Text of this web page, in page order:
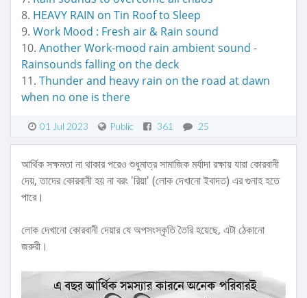
8. HEAVY RAIN on Tin Roof to Sleep
9. Work Mood : Fresh air & Rain sound
10. Another Work-mood rain ambient sound -
Rainsounds falling on the deck
11. Thunder and heavy rain on the road at dawn
when no one is there
01 Jul 2023 Public 361 25
আর্থিক সক্ষমতা না থাকার পরেও শুধুমাত্র সামাজিক মর্যাদা রক্ষায় যারা কোরবানী
দেয়, তাদের কোরবানী হয় না বরং 'রিয়া' (লোক দেখানো ইবাদত) এর গুনাহ হতে
পারে।
লোক দেখানো কোরবানী দেয়ার যে অপসংস্কৃতি তৈরি হয়েছে, এটা ঠেকানো
জরুরী।